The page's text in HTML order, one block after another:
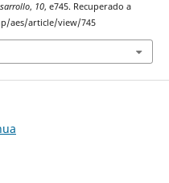
, 10, e745. Recuperado a
aes/article/view/745